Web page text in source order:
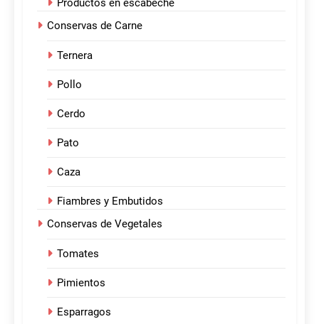
Productos en escabeche
Conservas de Carne
Ternera
Pollo
Cerdo
Pato
Caza
Fiambres y Embutidos
Conservas de Vegetales
Tomates
Pimientos
Esparragos